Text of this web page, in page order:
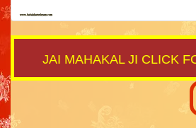
JAI MAHAKAL JI CLICK FOR ⇨